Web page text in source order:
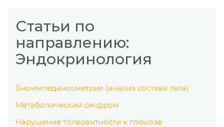
Статьи по
направлению:
Эндокринология
Биоимпедансометрия (анализ состава тела)
Метаболический синдром
Нарушение толерантности к глюкозе